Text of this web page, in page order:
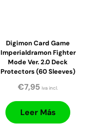
Digimon Card Game
Imperialdramon Fighter
Mode Ver. 2.0 Deck
Protectors (60 Sleeves)
€7,95 iva incl.
Leer Más